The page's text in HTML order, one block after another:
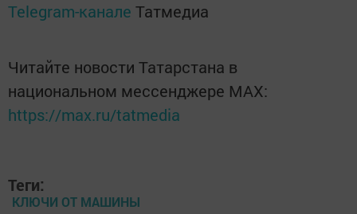
Telegram-канале Татмедиа
Читайте новости Татарстана в
национальном мессенджере MАХ:
https://max.ru/tatmedia
Теги:
КЛЮЧИ ОТ МАШИНЫ